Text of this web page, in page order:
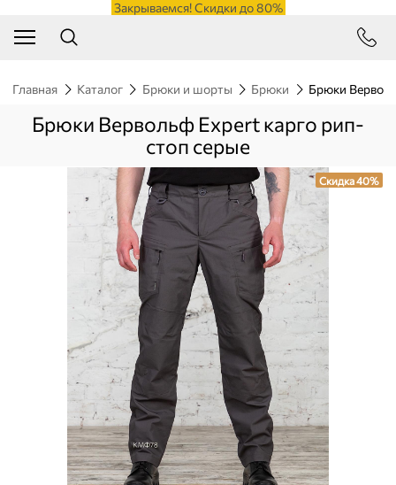
Закрываемся! Скидки до 80%
Главная Каталог Брюки и шорты Брюки Брюки
Брюки Вервольф Expert карго рип-
стоп серые
Скидка 40%